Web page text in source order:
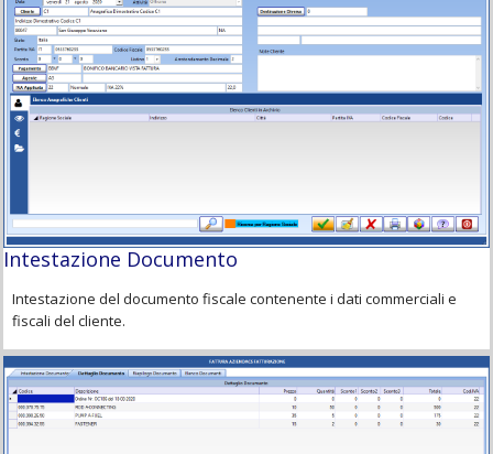
Intestazione Documento
Intestazione del documento fiscale contenente i dati commerciali e
fiscali del cliente.